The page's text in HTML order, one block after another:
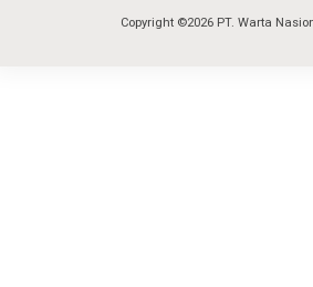
Copyright ©2026 PT. Warta